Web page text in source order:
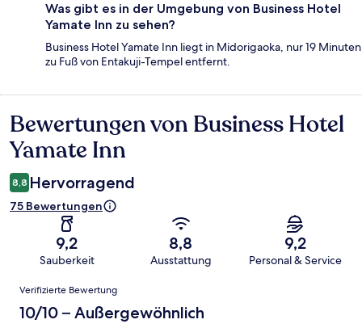
Was gibt es in der Umgebung von Business Hotel
Yamate Inn zu sehen?
Business Hotel Yamate Inn liegt in Midorigaoka, nur 19 Minuten
zu Fuß von Entakuji-Tempel entfernt.
Bewertungen
Bewertungen von Business Hotel
Yamate Inn
8,8 Hervorragend
75 Bewertungen
9,2
Sauberkeit
8,8
Ausstattung
9,2
Personal & Service
Bewertungen
Verifizierte Bewertung
10/10 – Außergewöhnlich